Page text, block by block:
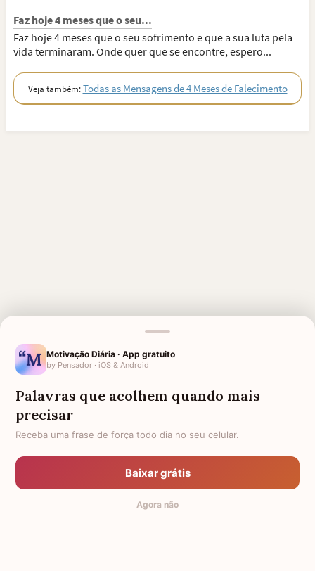
Faz hoje 4 meses que o seu...
Faz hoje 4 meses que o seu sofrimento e que a sua luta pela
vida terminaram. Onde quer que se encontre, espero...
Veja também:Todas as Mensagens de 4 Meses de Falecimento
3 MESES DE FALECIMENTO SAUDADES TIO
5 MESES DE FALECIMENTO 7 MESES DE FALECIMENTO
SAUDADES AVÔ QUE MORREU
10 MESES DE FALECIMENTO 9 MESES DE FALECIMENTO
Motivação Diária · App gratuito
by Pensador · iOS & Android
Palavras que acolhem quando mais
precisar
Receba uma frase de força todo dia no seu celular.
Baixar grátis
Agora não